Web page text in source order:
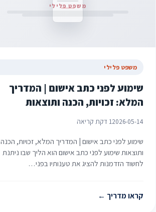
משפט פלילי
משפט פלילי
שימוע לפני כתב אישום | המדריך
המלא: זכויות, הכנה ותוצאות
2026-05-141 דקת קריאה
שימוע לפני כתב אישום | המדריך המלא, זכויות, הכנה
ותוצאות שימוע לפני כתב אישום הוא הליך שבו ניתנת
לחשוד הזדמנות להציג את טענותיו בפני…
קראו מדריך